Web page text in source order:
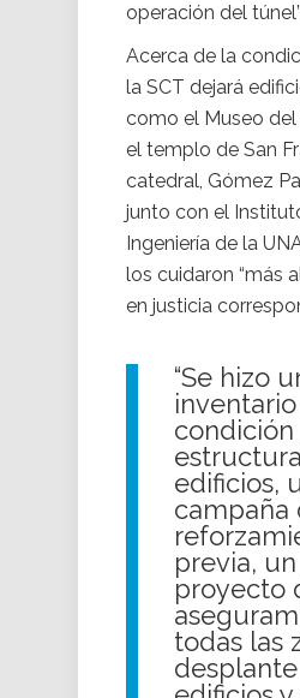
operación del
Acerca de la
la SCT dejará
como el Museo del
el templo de San
catedral, Gómez
junto con el
Ingeniería de la
los cuidaron “más
en justicia
“Se hizo
condición
edificios,
campaña
previa, un
proyecto
todas las